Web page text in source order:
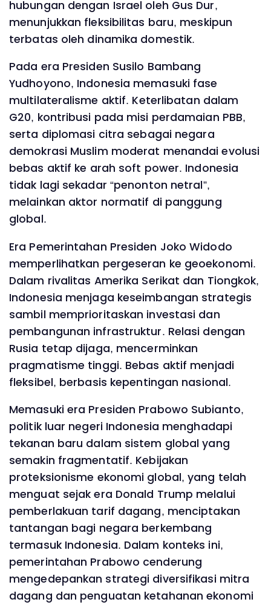
hubungan dengan Israel oleh Gus Dur,
menunjukkan fleksibilitas baru, meskipun
terbatas oleh dinamika domestik.
Pada era Presiden Susilo Bambang
Yudhoyono, Indonesia memasuki fase
multilateralisme aktif. Keterlibatan dalam
G20, kontribusi pada misi perdamaian PBB,
serta diplomasi citra sebagai negara
demokrasi Muslim moderat menandai evolusi
bebas aktif ke arah soft power. Indonesia
tidak lagi sekadar “penonton netral”,
melainkan aktor normatif di panggung
global.
Era Pemerintahan Presiden Joko Widodo
memperlihatkan pergeseran ke geoekonomi.
Dalam rivalitas Amerika Serikat dan Tiongkok,
Indonesia menjaga keseimbangan strategis
sambil memprioritaskan investasi dan
pembangunan infrastruktur. Relasi dengan
Rusia tetap dijaga, mencerminkan
pragmatisme tinggi. Bebas aktif menjadi
fleksibel, berbasis kepentingan nasional.
Memasuki era Presiden Prabowo Subianto,
politik luar negeri Indonesia menghadapi
tekanan baru dalam sistem global yang
semakin fragmentatif. Kebijakan
proteksionisme ekonomi global, yang telah
menguat sejak era Donald Trump melalui
pemberlakuan tarif dagang, menciptakan
tantangan bagi negara berkembang
termasuk Indonesia. Dalam konteks ini,
pemerintahan Prabowo cenderung
mengedepankan strategi diversifikasi mitra
dagang dan penguatan ketahanan ekonomi